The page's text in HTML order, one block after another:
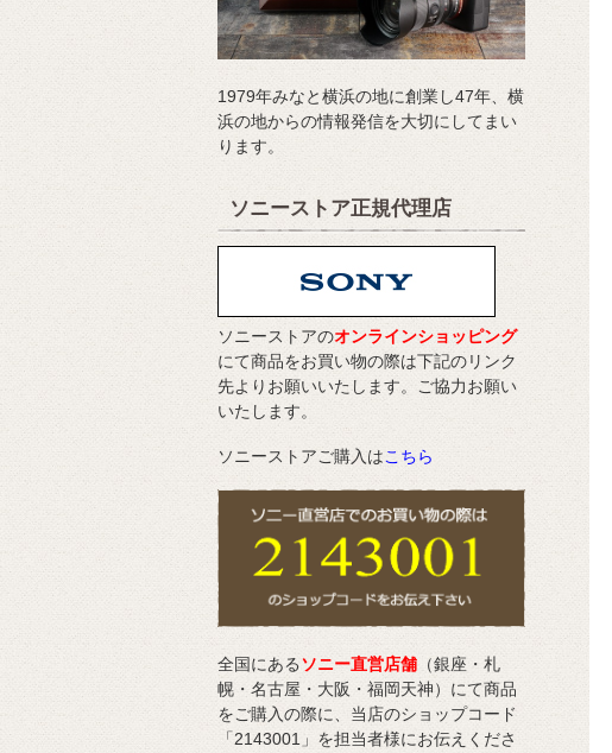
1979年みなと横浜の地に創業し47年、横
浜の地からの情報発信を大切にしてまい
ります。
ソニーストア正規代理店
ソニーストアのオンラインショッピング
にて商品をお買い物の際は下記のリンク
先よりお願いいたします。ご協力お願い
いたします。
ソニーストアご購入はこちら
全国にあるソニー直営店舗 （銀座・札
幌・名古屋・大阪・福岡天神）にて商品
をご購入の際に、当店のショップコード
「2143001」を担当者様にお伝えくださ